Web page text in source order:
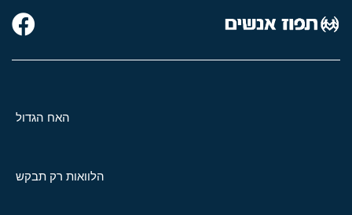
האח הגדול
הלוואות רק תבקש